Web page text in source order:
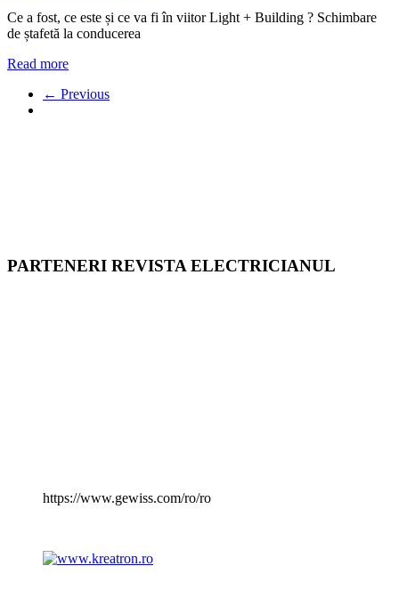
Ce a fost, ce este și ce va fi în viitor Light + Building ? Schimbare
de ștafetă la conducerea
Read more
← Previous
PARTENERI REVISTA ELECTRICIANUL
https://www.gewiss.com/ro/ro